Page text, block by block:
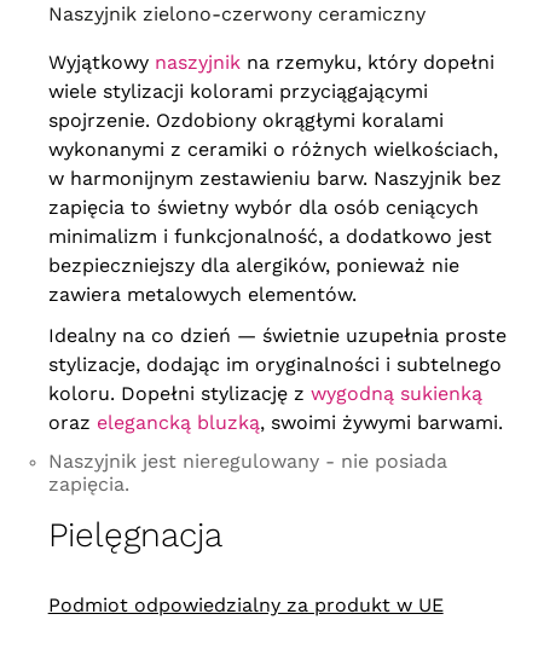
Naszyjnik zielono-czerwony ceramiczny
Wyjątkowy naszyjnikna rzemyku, który dopełni
wiele stylizacji kolorami przyciągającymi
spojrzenie. Ozdobiony okrągłymi koralami
wykonanymi z ceramiki o różnych wielkościach,
w harmonijnym zestawieniu barw. Naszyjnik bez
zapięcia to świetny wybór dla osób ceniących
minimalizm i funkcjonalność, a dodatkowo jest
bezpieczniejszy dla alergików, ponieważ nie
zawiera metalowych elementów.
Idealny na co dzień — świetnie uzupełnia proste
stylizacje, dodając im oryginalności i subtelnego
koloru. Dopełni stylizację z wygodną sukienką
oraz elegancką bluzką, swoimi żywymi barwami.
Naszyjnik jest nieregulowany - nie posiada
zapięcia.
Pielęgnacja
Podmiot odpowiedzialny za produkt w UE